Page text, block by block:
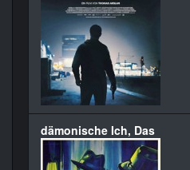
dämonische Ich, Das